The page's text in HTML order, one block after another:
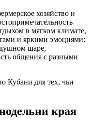
хозяйство и
в мягком климате,
и яркими эмоциями:
шаре,
общения с разными
края